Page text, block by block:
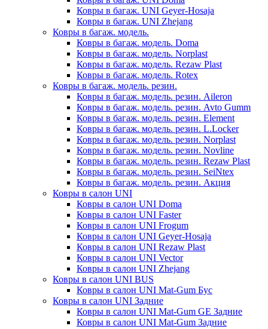
Ковры в багаж. UNI Geyer-Hosaja
Ковры в багаж. UNI Zhejang
Ковры в багаж. модель.
Ковры в багаж. модель. Doma
Ковры в багаж. модель. Norplast
Ковры в багаж. модель. Rezaw Plast
Ковры в багаж. модель. Rotex
Ковры в багаж. модель. резин.
Ковры в багаж. модель. резин. Aileron
Ковры в багаж. модель. резин. Avto Gumm
Ковры в багаж. модель. резин. Element
Ковры в багаж. модель. резин. L.Locker
Ковры в багаж. модель. резин. Norplast
Ковры в багаж. модель. резин. Novline
Ковры в багаж. модель. резин. Rezaw Plast
Ковры в багаж. модель. резин. SeiNtex
Ковры в багаж. модель. резин. Акция
Ковры в салон UNI
Ковры в салон UNI Doma
Ковры в салон UNI Faster
Ковры в салон UNI Frogum
Ковры в салон UNI Geyer-Hosaja
Ковры в салон UNI Rezaw Plast
Ковры в салон UNI Vector
Ковры в салон UNI Zhejang
Ковры в салон UNI BUS
Ковры в салон UNI Mat-Gum Бус
Ковры в салон UNI Задние
Ковры в салон UNI Mat-Gum GE Задние
Ковры в салон UNI Mat-Gum Задние